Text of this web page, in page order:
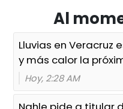
Al
Lluvias en Veracruz
y más calor la
Hoy, 2:28 AM